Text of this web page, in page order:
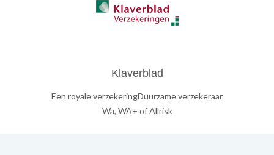
Klaverblad
Een royale verzekeringDuurzame verzekeraar
Wa, WA+ of Allrisk